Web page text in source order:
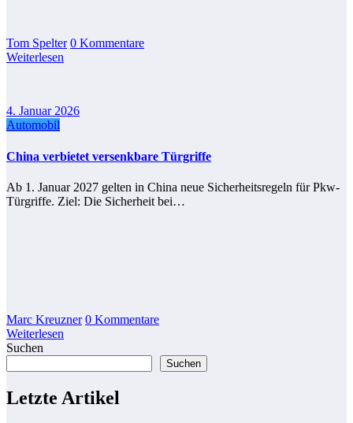
Tom Spelter 0 Kommentare
Weiterlesen
4. Januar 2026
Automobil
China verbietet versenkbare Türgriffe
Ab 1. Januar 2027 gelten in China neue Sicherheitsregeln für Pkw-
Türgriffe. Ziel: Die Sicherheit bei…
Marc Kreuzner 0 Kommentare
Weiterlesen
Suchen
Suchen
Letzte Artikel